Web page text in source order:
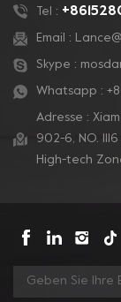
Tel :
Email :
Skype :
Whatsapp :
Adresse :
902-6, NO.
High-tech